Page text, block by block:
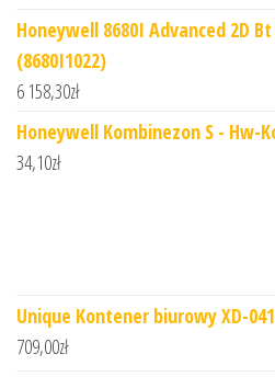
Honeywell 8680I Advanced 2D
(8680I1022)
6 158,30zł
Honeywell Kombinezon S - Hw-
34,10zł
Unique Kontener biurowy XD-
709,00zł